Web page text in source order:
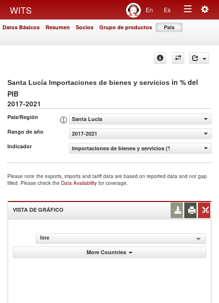
WITS En Es
Toggle
Datos Básicos Resumen Socios Grupo de productos País
Santa Lucía Importaciones de bienes y servicios in % del
PIB
2017-2021
País/Región
Santa Lucía
Rango de año
2017-2021
Indicador
Importaciones de bienes y servicios (% del PIB)
Please note the exports, imports and tariff data are based on reported data and not gap
filled. Please check the Data Availability for coverage.
VISTA DE GRÁFICO
line
More Countries